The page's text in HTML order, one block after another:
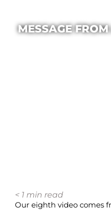
MESSAGE
< 1 min read
Our eighth video comes